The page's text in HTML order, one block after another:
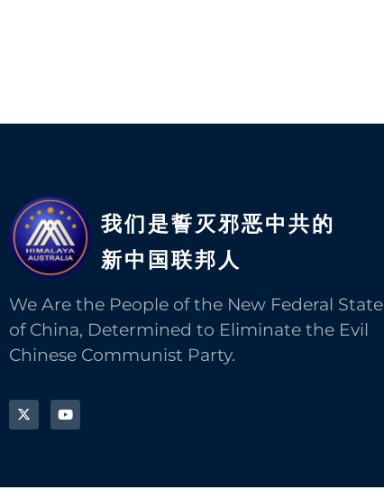
我们是誓灭邪恶中共的
新中国联邦人​
We Are the People of the New Federal State
of China, Determined to Eliminate the Evil
Chinese Communist Party.